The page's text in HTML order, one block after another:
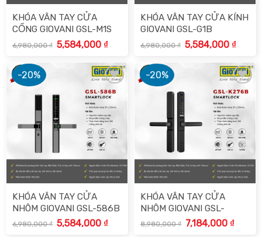
KHÓA VÂN TAY CỬA
CỔNG GIOVANI GSL-M1S
6,980,000₫ Giá
gốc
6,980,000 ₫.
5,584,000 ₫Giá
hiện
là:
5,584,000 ₫.
KHÓA VÂN TAY CỬA KÍNH
GIOVANI GSL-G1B
6,980,000₫ Giá
gốc
6,980,000 ₫.
5,584,000 ₫Giá
hiện
là:
-20%
Add to
wishlist
KHÓA VÂN TAY CỬA
NHÔM GIOVANI GSL-586B
6,980,000₫ Giá
gốc
5,584,000 ₫Giá
-20%
Add to
wishlist
KHÓA VÂN TAY CỬA
NHÔM GIOVANI GSL-
K276B
8,980,000₫ Giá
gốc
7,184,000 ₫Giá